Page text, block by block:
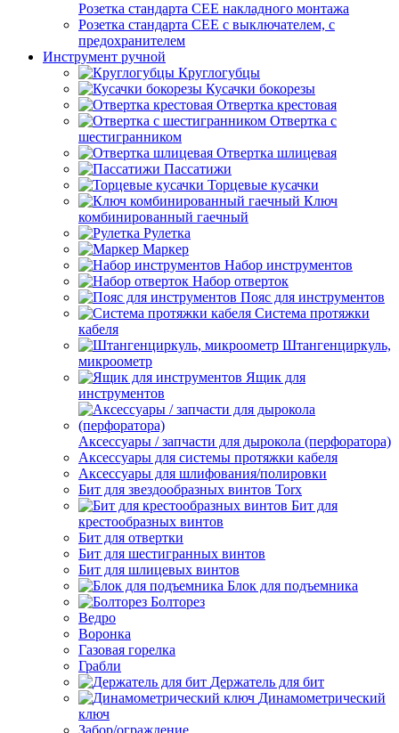
Розетка стандарта СЕЕ накладного монтажа
Розетка стандарта СЕЕ с выключателем, с
предохранителем
Инструмент ручной
Круглогубцы
Кусачки бокорезы
Отвертка крестовая
Отвертка с
шестигранником
Отвертка шлицевая
Пассатижи
Торцевые кусачки
Ключ
комбинированный гаечный
Рулетка
Маркер
Набор инструментов
Набор отверток
Пояс для инструментов
Система протяжки
кабеля
Штангенциркуль,
микроометр
Ящик для
инструментов
Аксессуары / запчасти для дырокола (перфоратора)
Аксессуары для системы протяжки кабеля
Аксессуары для шлифования/полировки
Бит для звездообразных винтов Torx
Бит для
крестообразных винтов
Бит для отвертки
Бит для шестигранных винтов
Бит для шлицевых винтов
Блок для подъемника
Болторез
Ведро
Воронка
Газовая горелка
Грабли
Держатель для бит
Динамометрический
ключ
Забор/ограждение